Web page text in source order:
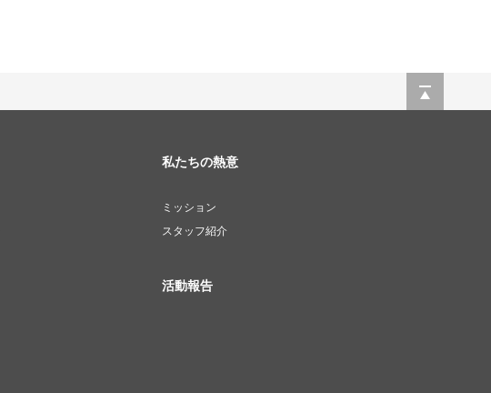
私たちの熱意
ミッション
スタッフ紹介
活動報告